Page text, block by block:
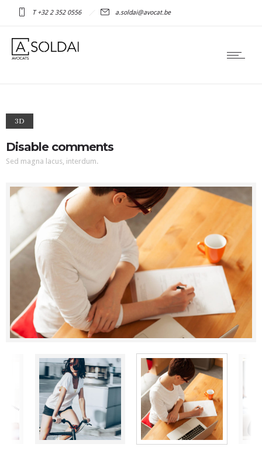
T +32 2 352 0556 a.soldai@avocat.be
3D
Disable comments
Sed magna lacus, interdum.